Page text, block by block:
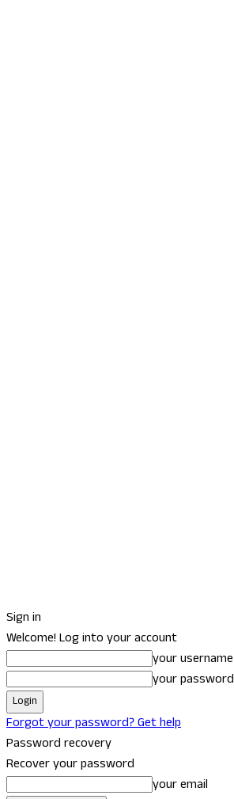
Sign in
Welcome! Log into your account
your username
your password
Forgot your password? Get help
Password recovery
Recover your password
your email